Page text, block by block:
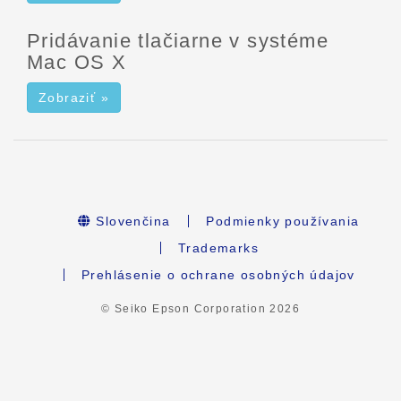
Pridávanie tlačiarne v systéme
Mac OS X
Zobraziť »
Slovenčina
Podmienky používania
Trademarks
Prehlásenie o ochrane osobných údajov
© Seiko Epson Corporation2026